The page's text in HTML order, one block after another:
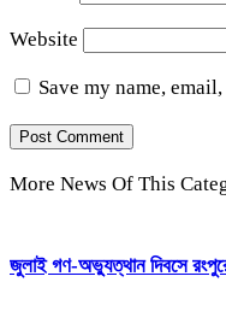
Website
Save my name,
More News Of This
‎জুলাই গণ-অভ্যুত্থান দিবসে